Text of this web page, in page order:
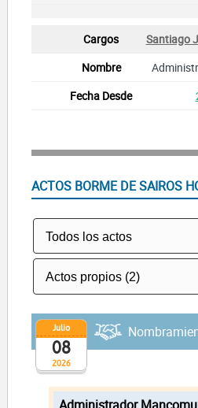
Santiago
ACTOS BORME DE SAIROS
2026
Julio
08
Administrador